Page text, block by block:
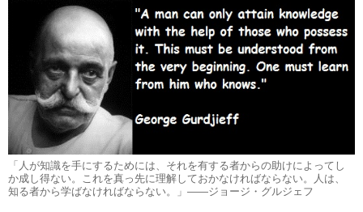
「人が知識を手にするためには、それを有する者からの助けによってし
か成し得ない。これを真っ先に理解しておかなければならない。人は、
知る者から学ばなければならない。」——ジョージ・グルジェフ